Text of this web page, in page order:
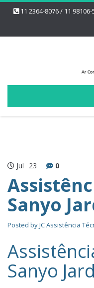
11 2364-8076 / 11 98106-
Jul 23 0
Sanyo
Posted byJC Assistência
Sanyo